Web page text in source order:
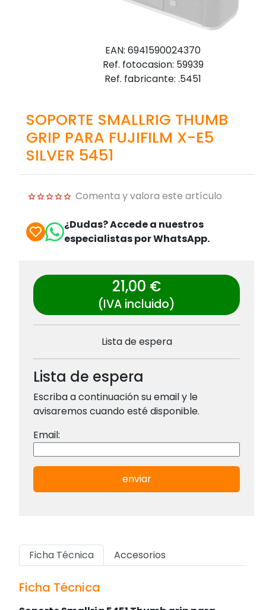
EAN: 6941590024370
Ref. fotocasion: 59939
Ref. fabricante: .5451
SOPORTE SMALLRIG THUMB
GRIP PARA FUJIFILM X-E5
SILVER 5451
Comenta y valora este artículo
¿Dudas? Accede a nuestros
especialistas por WhatsApp.
21,00 €
(IVA incluido)
Lista de espera
Lista de espera
Escriba a continuación su email y le
avisaremos cuando esté disponible.
Email:
enviar
Ficha Técnica Accesorios
Ficha Técnica